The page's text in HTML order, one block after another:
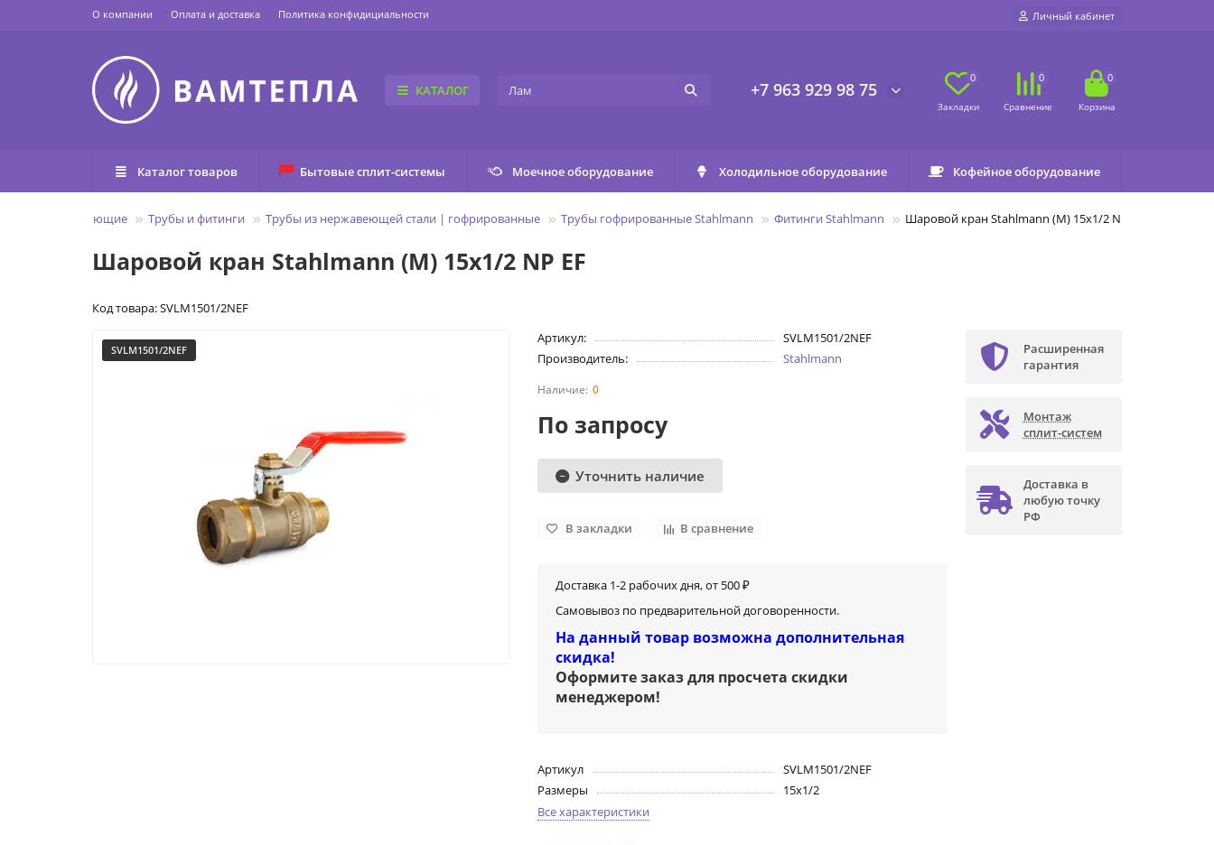
О компании Оплата и доставка Политика конфидициальности Личный кабинет
КАТАЛОГ +7 963 929 98 75
0 0 0
Каталог товаров Бытовые сплит-системы Моечное оборудование Холодильное оборудование Кофейное оборудование
и комплектующие Трубы и фитинги Трубы из нержавеющей стали | гофрированные Трубы гофрированные Stahlmann Фитинги Stahlmann Шаровой кран Stahlmann (M) 15х1/2 NP EF
Шаровой кран Stahlmann (M) 15х1/2 NP EF
Код товара: SVLM1501/2NEF
SVLM1501/2NEF
Артикул:
SVLM1501/2NEF
Производитель:
Stahlmann
0
По запросу
Уточнить наличие
В закладки В сравнение
Доставка 1-2 рабочих дня, от 500 ₽
Самовывоз по предварительной договоренности.
На данный товар возможна дополнительная
скидка!
Оформите заказ для просчета скидки
менеджером!
Артикул
SVLM1501/2NEF
Размеры
15х1/2
Все характеристики
Расширенная
гарантия
Монтаж
сплит-систем
Доставка в
любую точку
РФ